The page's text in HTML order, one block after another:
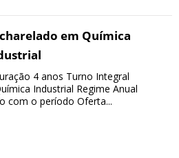
em Química
4 anos Turno Integral
Industrial Regime Anual
com o período Oferta...